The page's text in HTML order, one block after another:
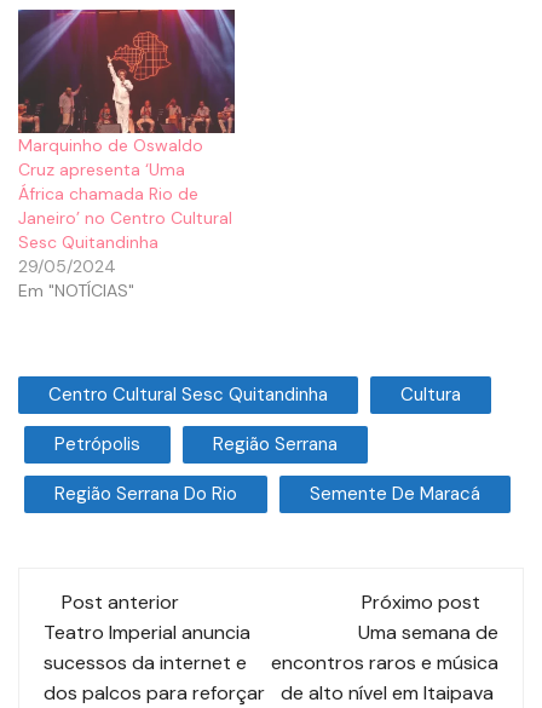
Marquinho de Oswaldo
Cruz apresenta ‘Uma
África chamada Rio de
Janeiro’ no Centro Cultural
Sesc Quitandinha
29/05/2024
Em "NOTÍCIAS"
Centro Cultural Sesc Quitandinha Cultura
Petrópolis Região Serrana
Região Serrana Do Rio Semente De Maracá
Post anterior
Teatro Imperial anuncia
sucessos da internet e
dos palcos para reforçar
Próximo post
Uma semana de
encontros raros e música
de alto nível em Itaipava